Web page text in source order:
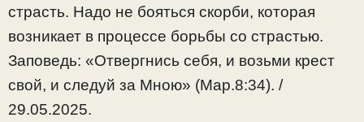
страсть. Надо не бояться скорби, которая
возникает в процессе борьбы со страстью.
Заповедь: «Отвергнись себя, и возьми крест
свой, и следуй за Мною» (Мар.8:34). /
29.05.2025.